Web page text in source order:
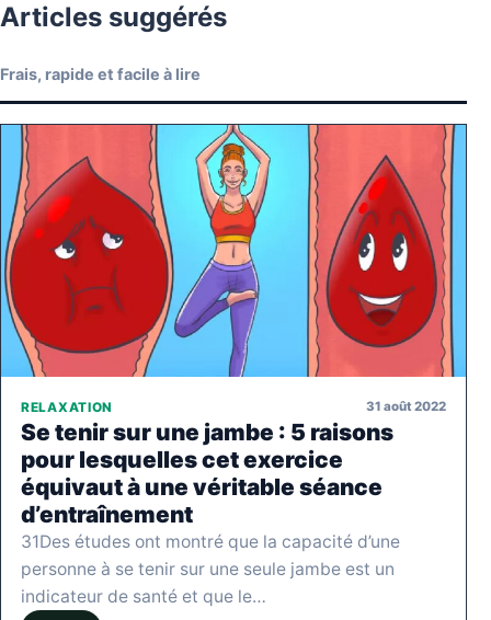
Articles suggérés
Frais, rapide et facile à lire
RELAXATION 31 août 2022
Se tenir sur une jambe : 5 raisons
pour lesquelles cet exercice
équivaut à une véritable séance
d’entraînement
31Des études ont montré que la capacité d’une
personne à se tenir sur une seule jambe est un
indicateur de santé et que le…